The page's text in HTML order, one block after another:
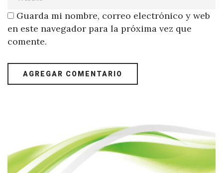
Guarda mi nombre, correo electrónico y web
en este navegador para la próxima vez que
comente.